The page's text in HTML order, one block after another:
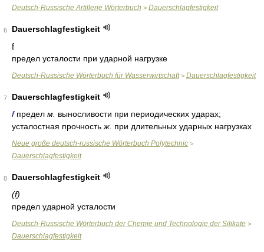
Deutsch-Russische Artillerie Wörterbuch > Dauerschlagfestigkeit
6
Dauerschlagfestigkeit
f
предел усталости при ударной нагрузке
Deutsch-Russische Wörterbuch für Wasserwirtschaft> Dauerschlagfestigkeit
7
Dauerschlagfestigkeit
fпредел м. выносливости при периодических ударах;
усталостная прочность ж. при длительных ударных нагрузках
Neue große deutsch-russische Wörterbuch Polytechnic >
Dauerschlagfestigkeit
8
Dauerschlagfestigkeit
(f)
предел ударной усталости
Deutsch-Russische Wörterbuch der Chemie und Technologie der Silikate >
Dauerschlagfestigkeit